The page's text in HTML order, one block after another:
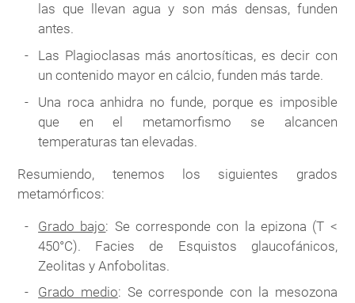
las que llevan agua y son más densas, funden
antes.
Las Plagioclasas más anortosíticas, es decir con
un contenido mayor en cálcio, funden más tarde.
Una roca anhidra no funde, porque es imposible
que en el metamorfismo se alcancen
temperaturas tan elevadas.
Resumiendo, tenemos los siguientes grados
metamórficos:
Grado bajo: Se corresponde con la epizona (T <
450°C). Facies de Esquistos glaucofánicos,
Zeolitas y Anfobolitas.
Grado medio: Se corresponde con la mesozona